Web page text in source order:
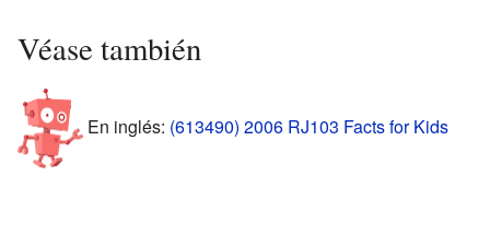
Véase también
En inglés: (613490) 2006 RJ103 Facts for Kids